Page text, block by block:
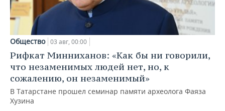
Общество 03 авг, 00:00
Рифкат Минниханов: «Как бы ни говорили,
что незаменимых людей нет, но, к
сожалению, он незаменимый»
В Татарстане прошел семинар памяти археолога Фаяза
Хузина